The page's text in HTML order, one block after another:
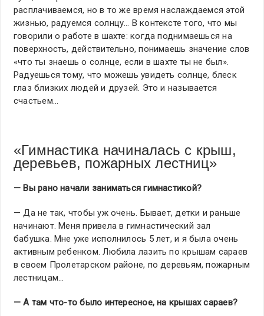
расплачиваемся, но в то же время наслаждаемся этой
жизнью, радуемся солнцу… В контексте того, что мы
говорили о работе в шахте: когда поднимаешься на
поверхность, действительно, понимаешь значение слов
«что ты знаешь о солнце, если в шахте ты не был».
Радуешься тому, что можешь увидеть солнце, блеск
глаз близких людей и друзей. Это и называется
счастьем…
«Гимнастика начиналась с крыш,
деревьев, пожарных лестниц»
— Вы рано начали заниматься гимнастикой?
— Да не так, чтобы уж очень. Бывает, детки и раньше
начинают. Меня привела в гимнастический зал
бабушка. Мне уже исполнилось 5 лет, и я была очень
активным ребенком. Любила лазить по крышам сараев
в своем Пролетарском районе, по деревьям, пожарным
лестницам…
— А там что-то было интересное, на крышах сараев?